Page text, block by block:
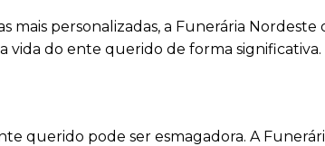
mais personalizadas, a Funerária
vida do ente querido de forma significativa.
querido pode ser esmagadora. A